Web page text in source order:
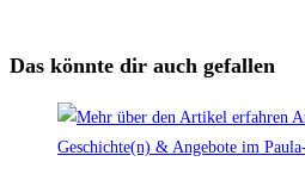
Das könnte dir auch gefallen